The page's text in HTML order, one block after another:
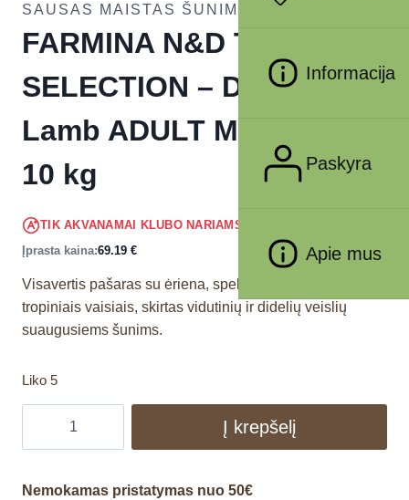
Informacija
Paskyra
Apie mus
SAUSAS MAISTAS ŠUNIMS
FARMINA N&D TROPICAL
SELECTION – DOG Dry
Lamb ADULT MED&MAX
10 kg
TIK AKVANAMAI KLUBO NARIAMS
Įprasta kaina:69.19 €
Visavertis pašaras su ėriena, speltomis, avižomis ir
tropiniais vaisiais, skirtas vidutinių ir didelių veislių
suaugusiems šunims.
Liko 5
Į krepšelį
Nemokamas pristatymas nuo 50€